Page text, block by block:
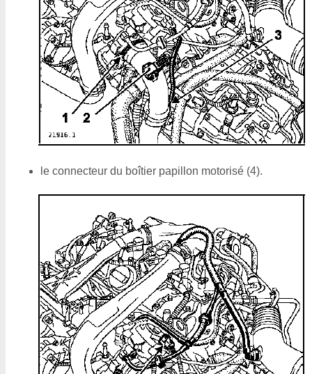
le connecteur du boîtier papillon motorisé (4).